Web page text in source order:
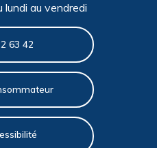
au vendredi
63 42